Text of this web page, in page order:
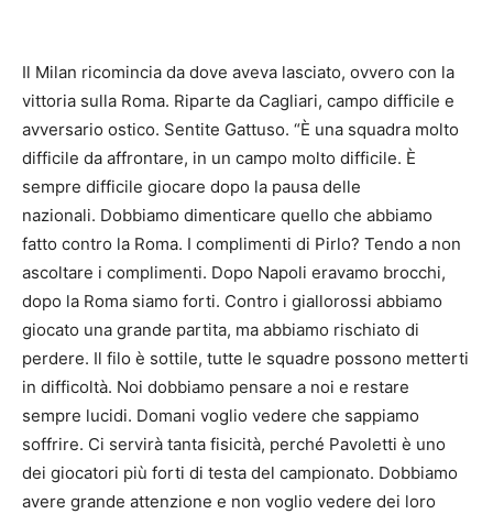
Il Milan ricomincia da dove aveva lasciato, ovvero con la
vittoria sulla Roma. Riparte da Cagliari, campo difficile e
avversario ostico. Sentite Gattuso. “È una squadra molto
difficile da affrontare, in un campo molto difficile. È
sempre difficile giocare dopo la pausa delle
nazionali. Dobbiamo dimenticare quello che abbiamo
fatto contro la Roma. I complimenti di Pirlo? Tendo a non
ascoltare i complimenti. Dopo Napoli eravamo brocchi,
dopo la Roma siamo forti. Contro i giallorossi abbiamo
giocato una grande partita, ma abbiamo rischiato di
perdere. Il filo è sottile, tutte le squadre possono metterti
in difficoltà. Noi dobbiamo pensare a noi e restare
sempre lucidi. Domani voglio vedere che sappiamo
soffrire. Ci servirà tanta fisicità, perché Pavoletti è uno
dei giocatori più forti di testa del campionato. Dobbiamo
avere grande attenzione e non voglio vedere dei loro